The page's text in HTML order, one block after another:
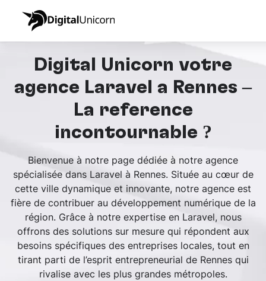
Digital Unicorn votre
agence Laravel à Rennes –
La référence
incontournable ?
Bienvenue à notre page dédiée à notre agence
spécialisée dans Laravel à Rennes. Située au cœur de
cette ville dynamique et innovante, notre agence est
fière de contribuer au développement numérique de la
région. Grâce à notre expertise en Laravel, nous
offrons des solutions sur mesure qui répondent aux
besoins spécifiques des entreprises locales, tout en
tirant parti de l’esprit entrepreneurial de Rennes qui
rivalise avec les plus grandes métropoles.